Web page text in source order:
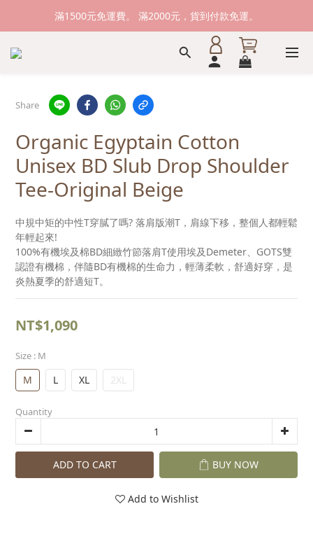
新加入會員送購物金100元，登入會員購物可累積會員點數。
滿1500元免運費。 滿2000元，貨到付款免運。
新加入會員送購物金100元，登入會員購物可累積會員點數。
Share
Organic Egyptain Cotton
Unisex BD Slub Drop Shoulder
Tee-Original Beige
中規中矩的中性T穿膩了嗎? 落肩版潮T，肩線下移，整個人都輕鬆
年輕起來!
100%有機埃及棉BD細緻竹節落肩T使用埃及Demeter、GOTS雙
認證有機棉，伴隨BD有機棉的生命力，輕薄柔軟，舒適好穿，是
炎熱夏季的舒適短T。
NT$1,090
Size : M
M L XL 2XL
Quantity
ADD TO CART BUY NOW
Add to Wishlist